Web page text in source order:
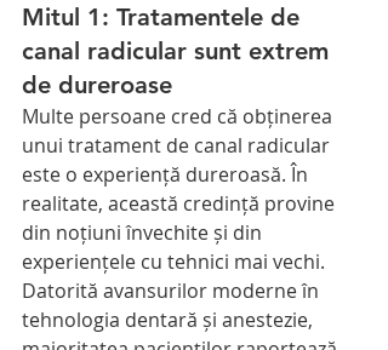
Mitul 1: Tratamentele de
canal radicular sunt extrem
de dureroase
Multe persoane cred că obținerea
unui tratament de canal radicular
este o experiență dureroasă. În
realitate, această credință provine
din noțiuni învechite și din
experiențele cu tehnici mai vechi.
Datorită avansurilor moderne în
tehnologia dentară și anestezie,